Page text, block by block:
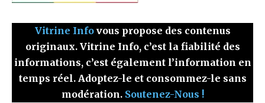
Vitrine Infovous propose des contenus
originaux. Vitrine Info, c’est la fiabilité des
informations, c’est également l’information en
temps réel. Adoptez-le et consommez-le sans
modération. Soutenez-Nous !